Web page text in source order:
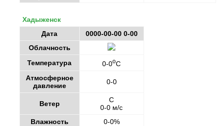
Хадыженск
Дата
0000-00-00 0-00
Облачность
Температура
0-0oC
Атмосферное
давление
0-0
Ветер
С
0-0 м/с
Влажность
0-0%